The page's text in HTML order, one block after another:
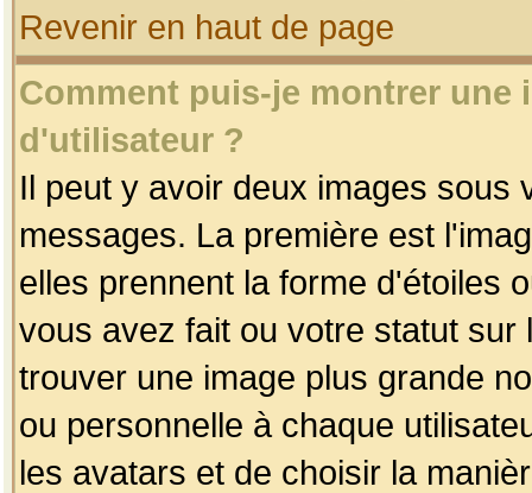
Revenir en haut de page
Comment puis-je montrer une
d'utilisateur ?
Il peut y avoir deux images sous
messages. La première est
elles prennent la forme d'étoiles
vous avez fait ou votre statut
trouver une image plus grande
ou personnelle à chaque
les avatars et de choisir la